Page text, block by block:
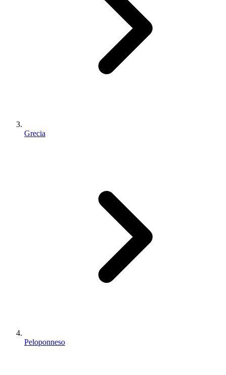
Grecia
Peloponneso